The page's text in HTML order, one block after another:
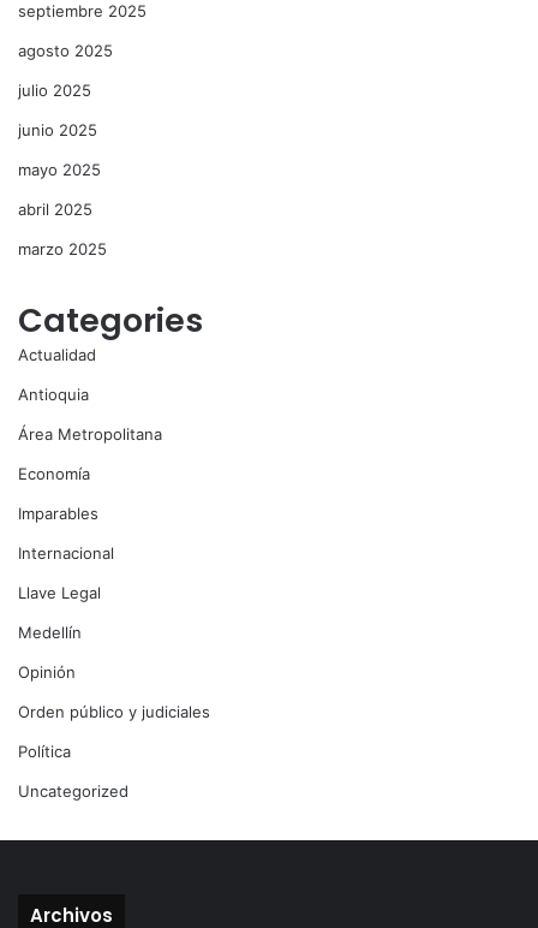
septiembre 2025
agosto 2025
julio 2025
junio 2025
mayo 2025
abril 2025
marzo 2025
Categories
Actualidad
Antioquia
Área Metropolitana
Economía
Imparables
Internacional
Llave Legal
Medellín
Opinión
Orden público y judiciales
Política
Uncategorized
Archivos